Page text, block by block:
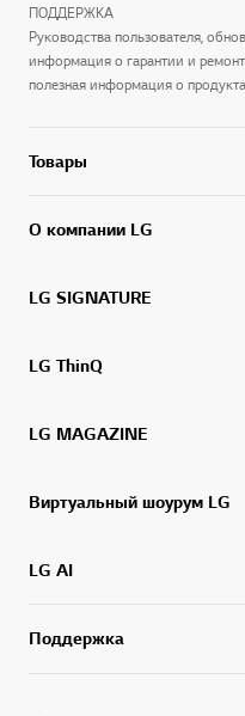
ПОДДЕРЖКА
Руководства пользователя,
информация о гарантии и
полезная информация о
Товары
О компании LG
LG SIGNATURE
LG ThinQ
LG MAGAZINE
Виртуальный шоурум LG
LG AI
Поддержка